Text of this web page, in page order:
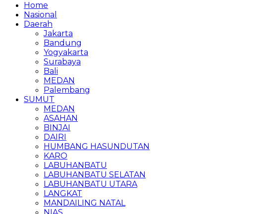
Home
Nasional
Daerah
Jakarta
Bandung
Yogyakarta
Surabaya
Bali
MEDAN
Palembang
SUMUT
MEDAN
ASAHAN
BINJAI
DAIRI
HUMBANG HASUNDUTAN
KARO
LABUHANBATU
LABUHANBATU SELATAN
LABUHANBATU UTARA
LANGKAT
MANDAILING NATAL